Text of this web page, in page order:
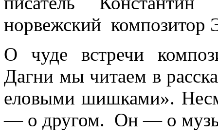
норвежский композитор
О чуде встречи
Дагни мы читаем в
еловыми шишками».
— о другом. Он — о